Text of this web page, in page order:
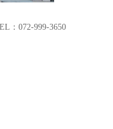
：072-999-3650